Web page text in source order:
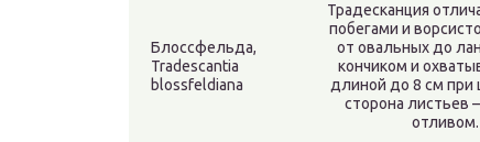
Блоссфельда,
Tradescantia
blossfeldiana
Традесканция
побегами и
от овальных до
кончиком и
длиной до 8 см при
сторона листьев